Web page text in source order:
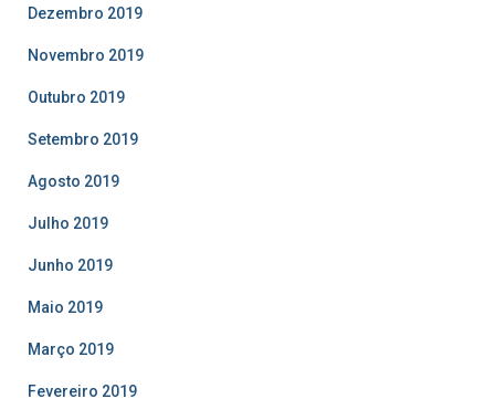
Dezembro 2019
Novembro 2019
Outubro 2019
Setembro 2019
Agosto 2019
Julho 2019
Junho 2019
Maio 2019
Março 2019
Fevereiro 2019